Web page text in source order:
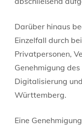
Darüber hinaus
Einzelfall durch
Privatpersonen,
Genehmigung
Digitalisierung
Württemberg.
Eine